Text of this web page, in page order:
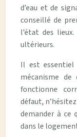
d’eau et de
conseillé de
l’état des
ultérieurs.
Il est
mécanisme de
fonctionne
défaut,
demander à ce
dans le